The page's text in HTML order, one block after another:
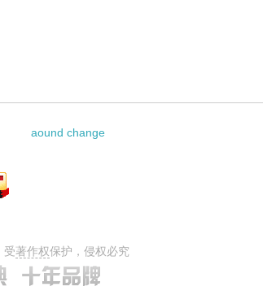
aound change
受著作权保护，侵权必究